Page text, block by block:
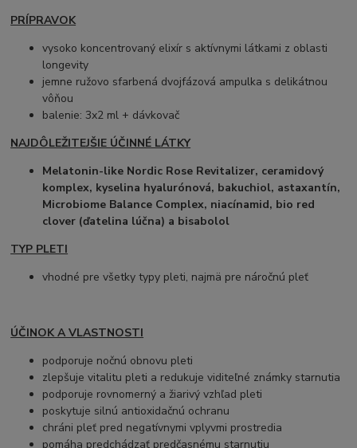
PRÍPRAVOK
vysoko koncentrovaný elixír s aktívnymi látkami z oblasti
longevity
jemne ružovo sfarbená dvojfázová ampulka s delikátnou
vôňou
balenie: 3x2 ml + dávkovač
NAJDÔLEŽITEJŠIE ÚČINNÉ LÁTKY
Melatonin-like Nordic Rose Revitalizer, ceramidový
komplex, kyselina hyalurónová, bakuchiol, astaxantín,
Microbiome Balance Complex, niacínamid, bio red
clover (ďatelina lúčna) a bisabolol
TYP PLETI
vhodné pre všetky typy pleti, najmä pre náročnú pleť
ÚČINOK A VLASTNOSTI
podporuje nočnú obnovu pleti
zlepšuje vitalitu pleti a redukuje viditeľné známky starnutia
podporuje rovnomerný a žiarivý vzhľad pleti
poskytuje silnú antioxidačnú ochranu
chráni pleť pred negatívnymi vplyvmi prostredia
pomáha predchádzať predčasnému starnutiu